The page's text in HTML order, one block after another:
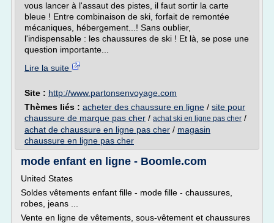
vous lancer à l'assaut des pistes, il faut sortir la carte
bleue ! Entre combinaison de ski, forfait de remontée
mécaniques, hébergement...! Sans oublier,
l'indispensable : les chaussures de ski ! Et là, se pose une
question importante...
Lire la suite
Site : http://www.partonsenvoyage.com
Thèmes liés : acheter des chaussure en ligne / site pour
chaussure de marque pas cher / achat ski en ligne pas cher /
achat de chaussure en ligne pas cher / magasin
chaussure en ligne pas cher
mode enfant en ligne - Boomle.com
United States
Soldes vêtements enfant fille - mode fille - chaussures,
robes, jeans ...
Vente en ligne de vêtements, sous-vêtement et chaussures